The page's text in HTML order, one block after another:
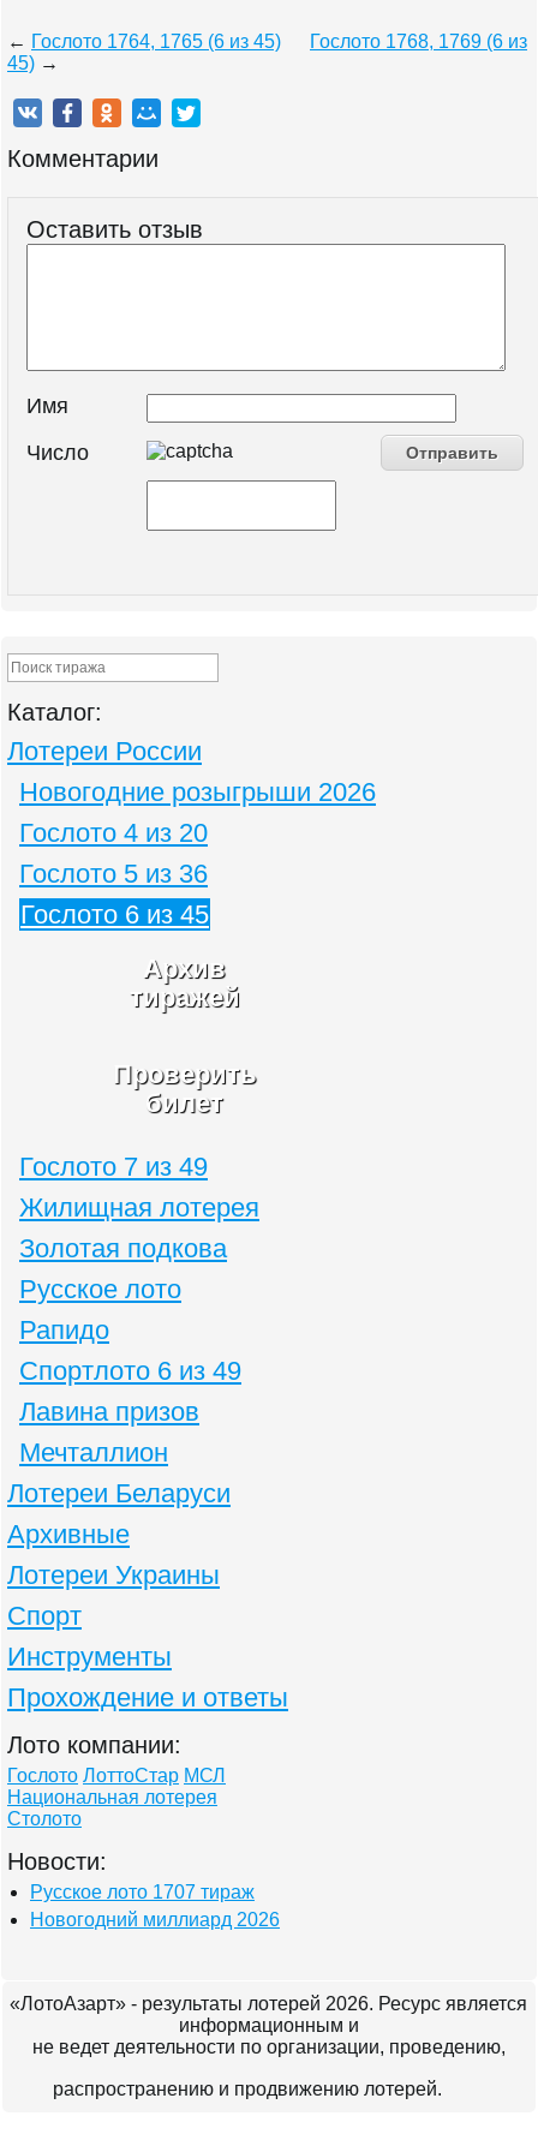
← Гослото 1764, 1765 (6 из 45)
Гослото 1768, 1769 (6 из
45) →
Комментарии
Оставить отзыв
Имя
Число
Каталог:
Лотереи России
Новогодние розыгрыши 2026
Гослото 4 из 20
Гослото 5 из 36
Гослото 6 из 45
Архив
тиражей
Проверить
билет
Гослото 7 из 49
Жилищная лотерея
Золотая подкова
Русское лото
Рапидо
Спортлото 6 из 49
Лавина призов
Мечталлион
Лотереи Беларуси
Архивные
Лотереи Украины
Спорт
Инструменты
Прохождение и ответы
Лото компании:
Гослото ЛоттоСтар МСЛ
Национальная лотерея
Столото
Новости:
Русское лото 1707 тираж
Новогодний миллиард 2026
«ЛотоАзарт» - результаты лотерей 2026. Ресурс является
информационным и
не ведет деятельности по организации, проведению,
распространению и продвижению лотерей.